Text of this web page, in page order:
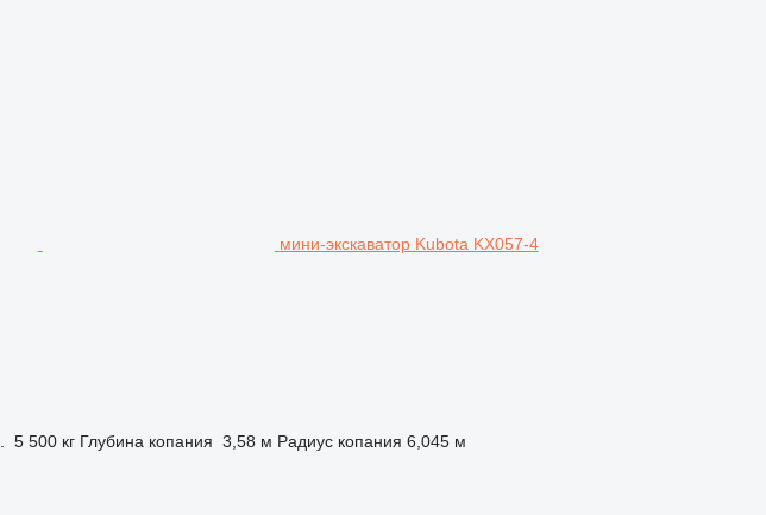
мини-экскаватор Kubota KX057-4
5 500 кг Глубина копания 3,58 м Радиус копания 6,045 м